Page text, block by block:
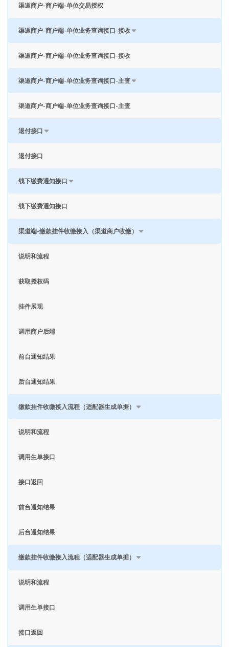
渠道商户-商户端-单位交易授权
渠道商户-商户端-单位业务查询接口-接收
渠道商户-商户端-单位业务查询接口-接收
渠道商户-商户端-单位业务查询接口-主查
渠道商户-商户端-单位业务查询接口-主查
退付接口
退付接口
线下缴费通知接口
线下缴费通知接口
渠道端-缴款挂件收缴接入（渠道商户收缴）
说明和流程
获取授权码
挂件展现
调用商户后端
前台通知结果
后台通知结果
缴款挂件收缴接入流程（适配器生成单据）
说明和流程
调用生单接口
接口返回
前台通知结果
后台通知结果
缴款挂件收缴接入流程（适配器生成单据）
说明和流程
调用生单接口
接口返回